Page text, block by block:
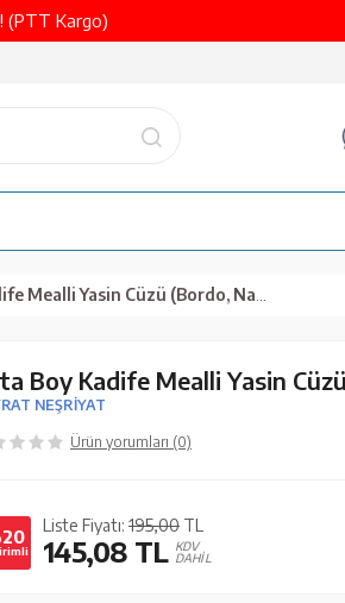
(PTT Kargo)
Mealli Yasin Cüzü (Bordo, Nakışlı)
Boy Kadife Mealli Yasin
NEŞRİYAT
Ürün yorumları (0)
Liste Fiyatı: 195,00 TL
145,08 TL KDV
DAHİL